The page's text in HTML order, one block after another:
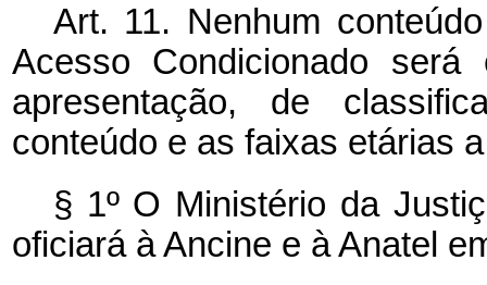
Art. 11. Nenhum
Acesso Condicionado
apresentação, de
conteúdo e as faixas etárias
§ 1º O Ministério da
oficiará à Ancine e à Anatel